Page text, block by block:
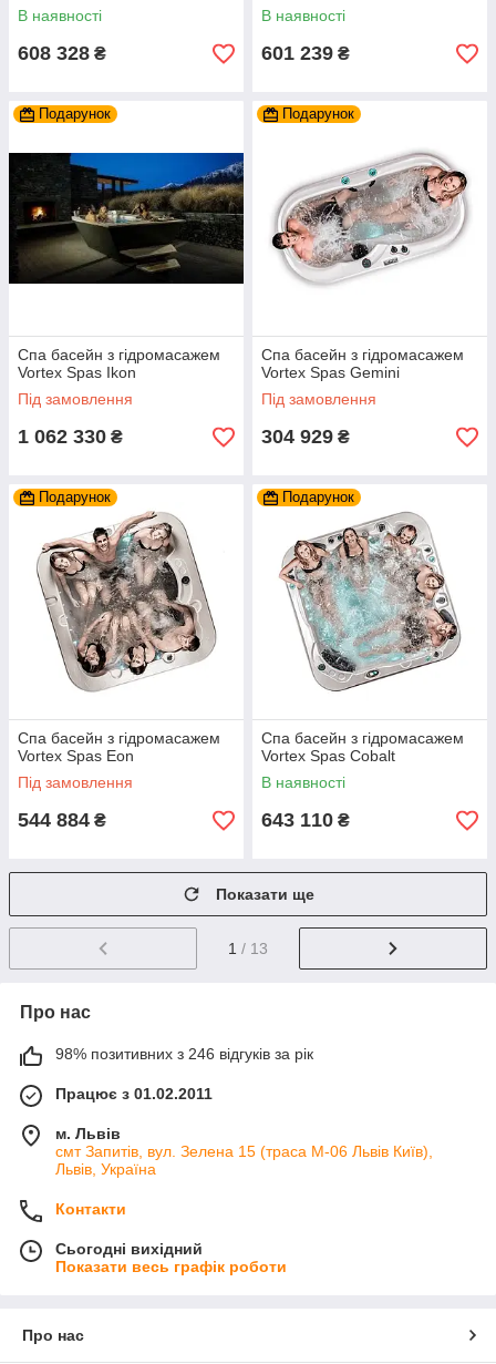
В наявності
608 328 ₴
В наявності
601 239 ₴
Подарунок
Спа басейн з гідромасажем
Vortex Spas Ikon
Під замовлення
1 062 330 ₴
Подарунок
Спа басейн з гідромасажем
Vortex Spas Gemini
Під замовлення
304 929 ₴
Подарунок
Спа басейн з гідромасажем
Vortex Spas Eon
Під замовлення
544 884 ₴
Подарунок
Спа басейн з гідромасажем
Vortex Spas Cobalt
В наявності
643 110 ₴
Показати ще
1 / 13
Про нас
98% позитивних з 246 відгуків за рік
Працює з 01.02.2011
м. Львів
смт Запитів, вул. Зелена 15 (траса М-06 Львів Київ),
Львів, Україна
Контакти
Сьогодні вихідний
Показати весь графік роботи
Про нас